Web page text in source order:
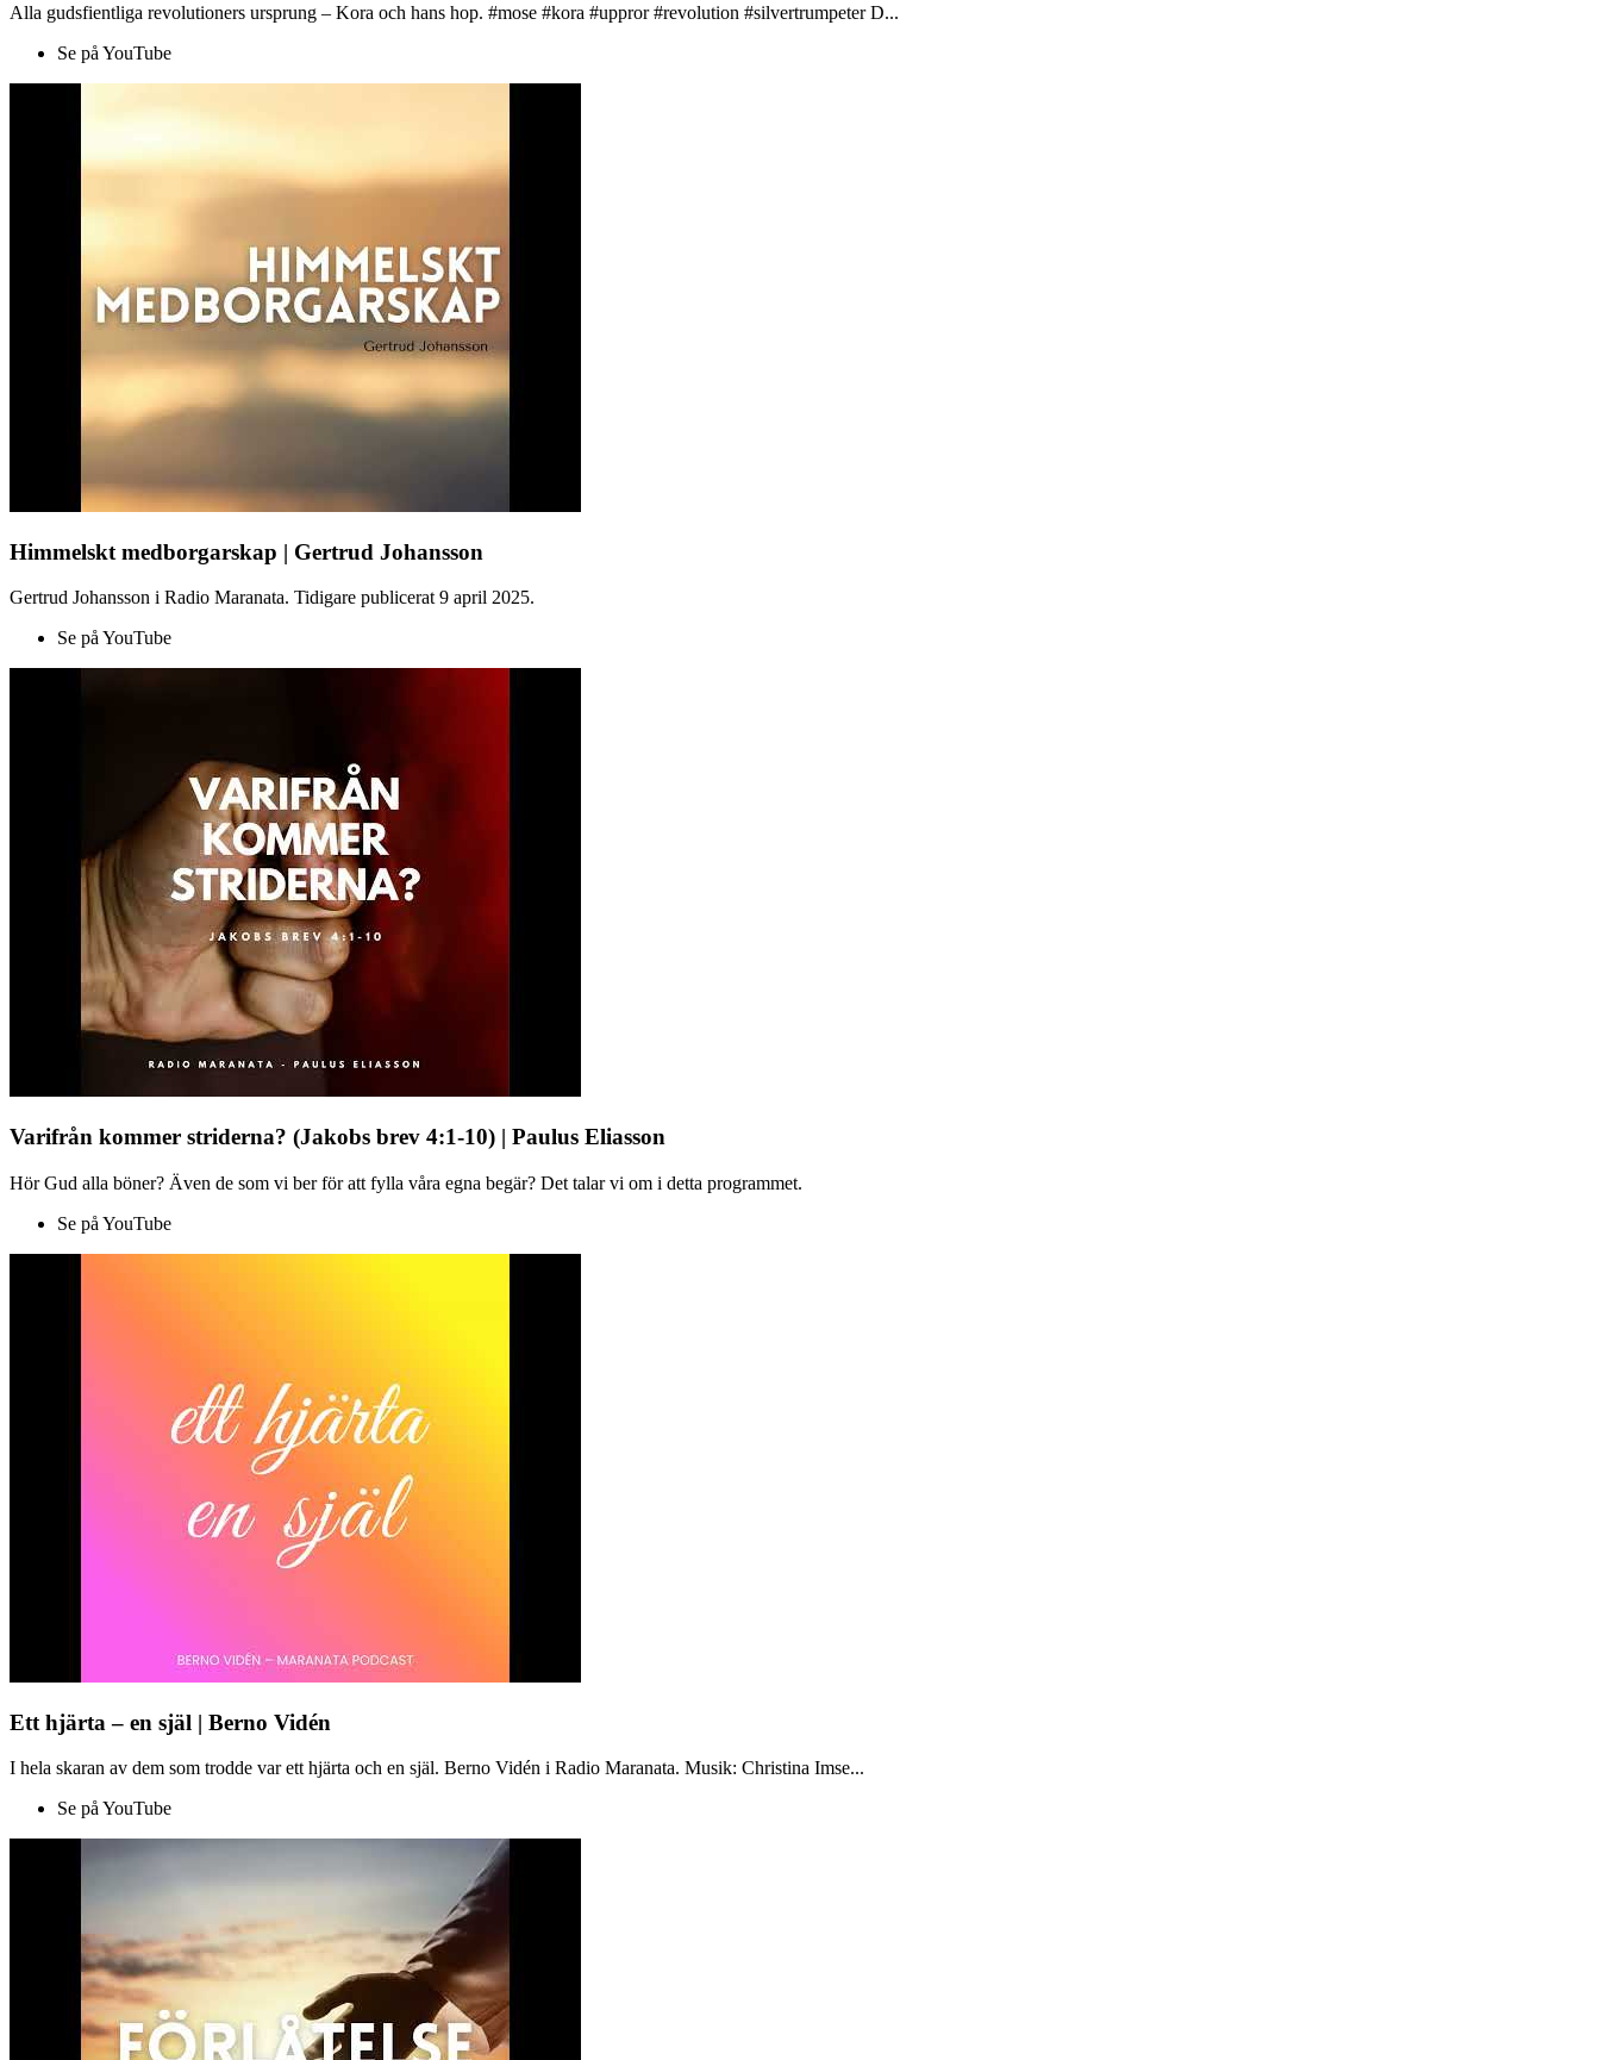
Alla gudsfientliga revolutioners ursprung – Kora och hans hop. #mose #kora #uppror #revolution #silvertrumpeter D...
Se på YouTube
Himmelskt medborgarskap | Gertrud Johansson
Gertrud Johansson i Radio Maranata. Tidigare publicerat 9 april 2025.
Se på YouTube
Varifrån kommer striderna? (Jakobs brev 4:1-10) | Paulus Eliasson
Hör Gud alla böner? Även de som vi ber för att fylla våra egna begär? Det talar vi om i detta programmet.
Se på YouTube
Ett hjärta – en själ | Berno Vidén
I hela skaran av dem som trodde var ett hjärta och en själ. Berno Vidén i Radio Maranata. Musik: Christina Imse...
Se på YouTube